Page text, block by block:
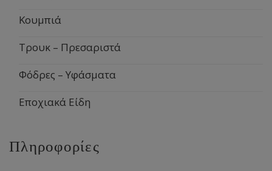
Κουμπιά
Τρουκ – Πρεσαριστά
Φόδρες – Υφάσματα
Εποχιακά Είδη
Πληροφορίες